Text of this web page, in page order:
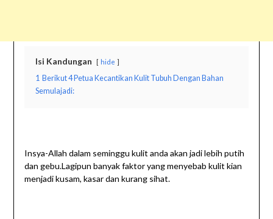
Isi Kandungan hide
1 Berikut 4 Petua Kecantikan Kulit Tubuh Dengan Bahan
Semulajadi:
Insya-Allah dalam seminggu kulit anda akan jadi lebih putih
dan gebu.Lagipun banyak faktor yang menyebab kulit kian
menjadi kusam, kasar dan kurang sihat.